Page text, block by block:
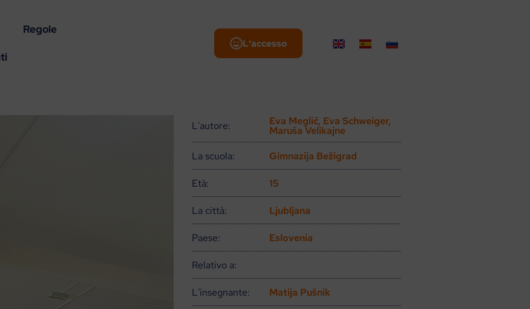
Regole
L'accesso
L'autore: Eva Meglič, Eva Schweiger,
Maruša Velikajne
La scuola:
Gimnazija Bežigrad
Età: 15
La città: Ljubljana
Paese: Eslovenia
Relativo a:
L'insegnante: Matija Pušnik